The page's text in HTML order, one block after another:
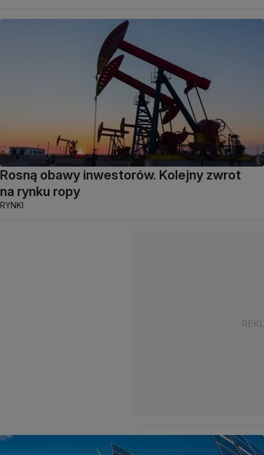
Rosną obawy inwestorów. Kolejny zwrot
na rynku ropy
RYNKI